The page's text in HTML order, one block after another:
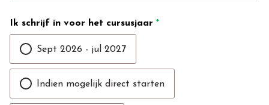
Ik schrijf in voor het cursusjaar *
Sept 2026 - jul 2027
Indien mogelijk direct starten